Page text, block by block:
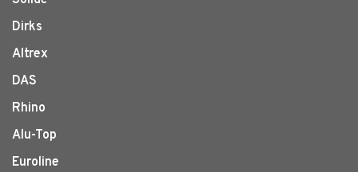
Dirks
Altrex
DAS
Rhino
Alu-Top
Euroline